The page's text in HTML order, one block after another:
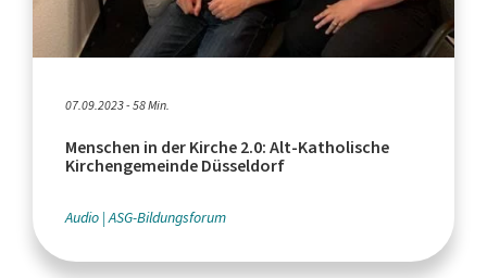
07.09.2023 - 58 Min.
Menschen in der Kirche 2.0: Alt-Katholische
Kirchengemeinde Düsseldorf
Audio ASG-Bildungsforum